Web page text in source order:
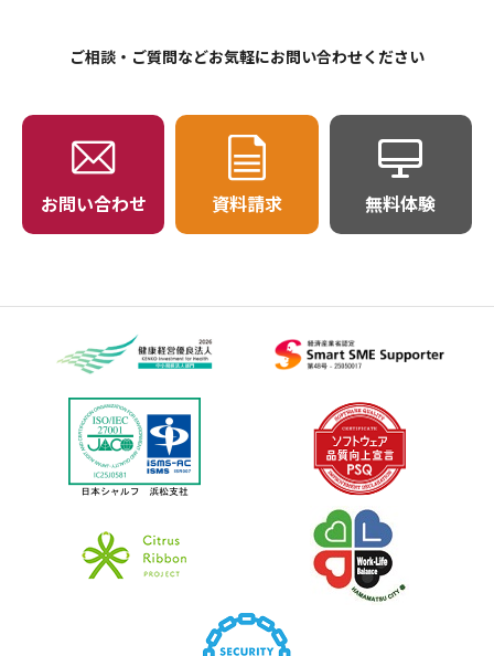
ご相談・ご質問などお気軽にお問い合わせください
お問い合わせ 資料請求 無料体験